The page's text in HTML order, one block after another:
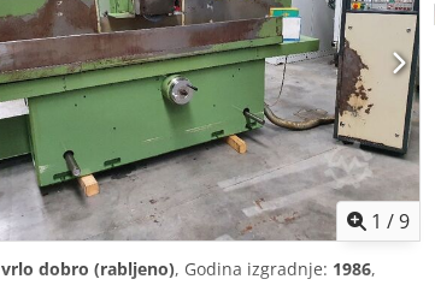
1 /9
vrlo dobro (rabljeno), Godina izgradnje: 1986,